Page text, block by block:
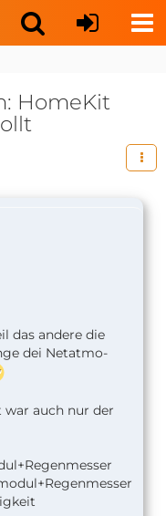
HomeKit
das andere die
dei Netatmo-
auch nur der